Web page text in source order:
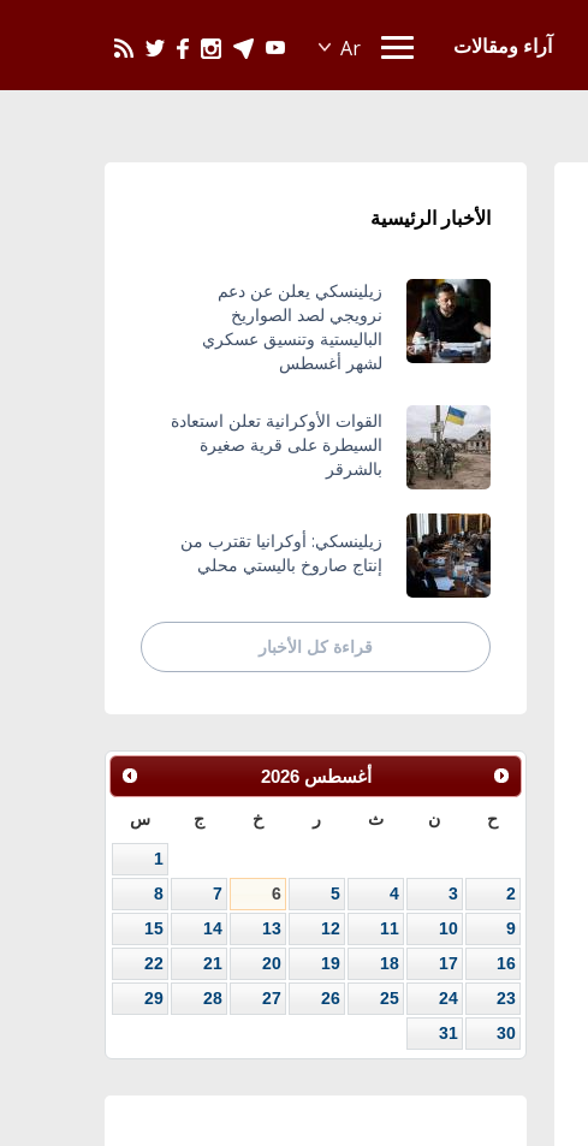
آراء ومقالات
الأخبار الرئيسية
زيلينسكي يعلن عن دعم
نرويجي لصد الصواريخ
الباليستية وتنسيق عسكري
لشهر أغسطس
القوات الأوكرانية تعلن استعادة
السيطرة على قرية صغيرة
بالشرقر
زيلينسكي: أوكرانيا تقترب من
إنتاج صاروخ باليستي محلي
قراءة كل الأخبار
أغسطس 2026
ح ن ث ر خ ج س
1
2
3
4
5
6
7
8
9
10
11
12
13
14
15
16
17
18
19
20
21
22
23
24
25
26
27
28
29
30
31